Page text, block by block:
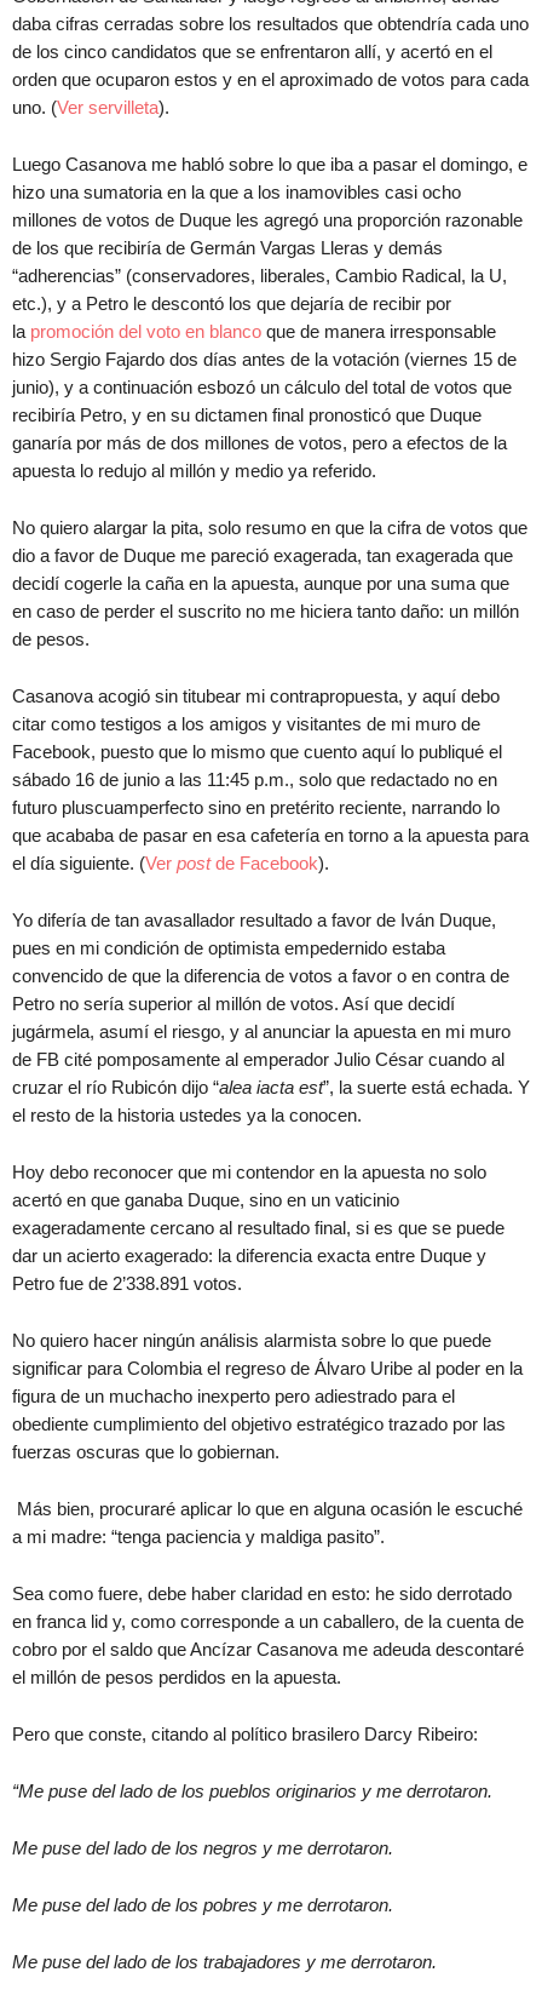
daba cifras cerradas sobre los resultados que obtendría cada uno
de los cinco candidatos que se enfrentaron allí, y acertó en el
orden que ocuparon estos y en el aproximado de votos para cada
uno. (Ver servilleta).
Luego Casanova me habló sobre lo que iba a pasar el domingo, e
hizo una sumatoria en la que a los inamovibles casi ocho
millones de votos de Duque les agregó una proporción razonable
de los que recibiría de Germán Vargas Lleras y demás
“adherencias” (conservadores, liberales, Cambio Radical, la U,
etc.), y a Petro le descontó los que dejaría de recibir por
la promoción del voto en blanco que de manera irresponsable
hizo Sergio Fajardo dos días antes de la votación (viernes 15 de
junio), y a continuación esbozó un cálculo del total de votos que
recibiría Petro, y en su dictamen final pronosticó que Duque
ganaría por más de dos millones de votos, pero a efectos de la
apuesta lo redujo al millón y medio ya referido.
No quiero alargar la pita, solo resumo en que la cifra de votos que
dio a favor de Duque me pareció exagerada, tan exagerada que
decidí cogerle la caña en la apuesta, aunque por una suma que
en caso de perder el suscrito no me hiciera tanto daño: un millón
de pesos.
Casanova acogió sin titubear mi contrapropuesta, y aquí debo
citar como testigos a los amigos y visitantes de mi muro de
Facebook, puesto que lo mismo que cuento aquí lo publiqué el
sábado 16 de junio a las 11:45 p.m., solo que redactado no en
futuro pluscuamperfecto sino en pretérito reciente, narrando lo
que acababa de pasar en esa cafetería en torno a la apuesta para
el día siguiente. (Ver postde Facebook).
Yo difería de tan avasallador resultado a favor de Iván Duque,
pues en mi condición de optimista empedernido estaba
convencido de que la diferencia de votos a favor o en contra de
Petro no sería superior al millón de votos. Así que decidí
jugármela, asumí el riesgo, y al anunciar la apuesta en mi muro
de FB cité pomposamente al emperador Julio César cuando al
cruzar el río Rubicón dijo “alea iacta est”, la suerte está echada. Y
el resto de la historia ustedes ya la conocen.
Hoy debo reconocer que mi contendor en la apuesta no solo
acertó en que ganaba Duque, sino en un vaticinio
exageradamente cercano al resultado final, si es que se puede
dar un acierto exagerado: la diferencia exacta entre Duque y
Petro fue de 2’338.891 votos.
No quiero hacer ningún análisis alarmista sobre lo que puede
significar para Colombia el regreso de Álvaro Uribe al poder en la
figura de un muchacho inexperto pero adiestrado para el
obediente cumplimiento del objetivo estratégico trazado por las
fuerzas oscuras que lo gobiernan.
Más bien, procuraré aplicar lo que en alguna ocasión le escuché
a mi madre: “tenga paciencia y maldiga pasito”.
Sea como fuere, debe haber claridad en esto: he sido derrotado
en franca lid y, como corresponde a un caballero, de la cuenta de
cobro por el saldo que Ancízar Casanova me adeuda descontaré
el millón de pesos perdidos en la apuesta.
Pero que conste, citando al político brasilero Darcy Ribeiro:
“Me puse del lado de los pueblos originarios y me derrotaron.
Me puse del lado de los negros y me derrotaron.
Me puse del lado de los pobres y me derrotaron.
Me puse del lado de los trabajadores y me derrotaron.